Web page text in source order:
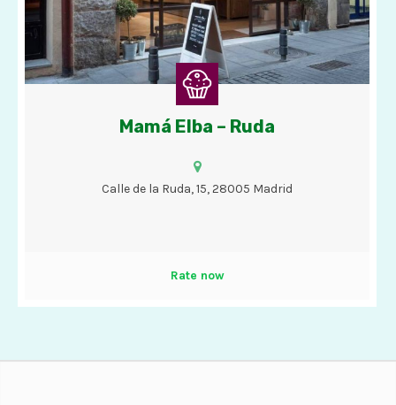
Cafés, tés, chocolate con churros, bizcochos, tartas y helados
Mamá Elba – Ruda
Calle de la Ruda, 15, 28005 Madrid
Rate now